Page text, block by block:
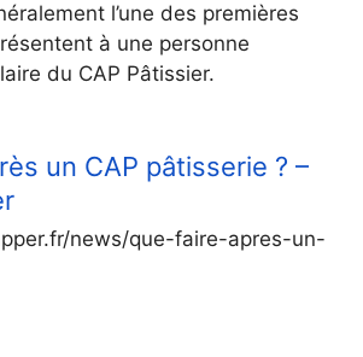
l’une des premières
à une personne
du CAP Pâtissier.
un CAP pâtisserie ? –
news/que-faire-apres-un-